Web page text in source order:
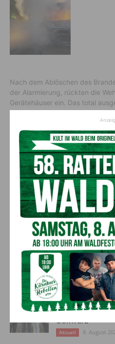
Nach dem Ablöschen des
der Alarmierung, rückten die
Gerätehäuser ein. Das total
wurde durch ein privates
Vorheriger Artikel
Besetzung der zweiten
Kassenstelle eines
Allgemeinmediziners in
Kötschach-Mauthen gefunden
Ein langes
Stulier im
Aktuell 8. August
Ehrung für 50
Kärntner
Schwarz
Aktuell 8. August